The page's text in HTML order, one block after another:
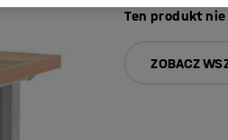
Ten produkt
ZOBACZ